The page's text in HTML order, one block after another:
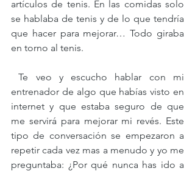
artículos de tenis. En las comidas solo
se hablaba de tenis y de lo que tendría
que hacer para mejorar… Todo giraba
en torno al tenis.
Te veo y escucho hablar con mi
entrenador de algo que habías visto en
internet y que estaba seguro de que
me servirá para mejorar mi revés. Este
tipo de conversación se empezaron a
repetir cada vez mas a menudo y yo me
preguntaba: ¿Por qué nunca has ido a